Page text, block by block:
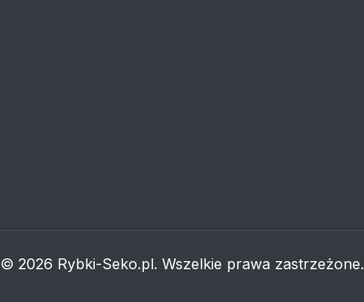
© 2026 Rybki-Seko.pl. Wszelkie prawa zastrzeżone.